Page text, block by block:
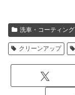
洗車・コーティング
クリーンアップ